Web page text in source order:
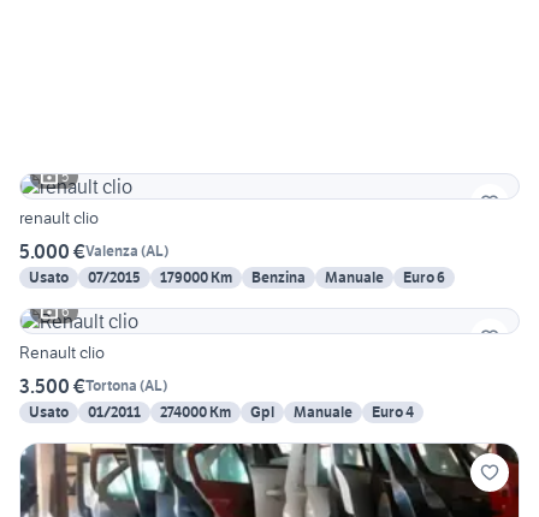
5
renault clio
5.000 €Valenza (AL)
Usato
07/2015 179000 Km Benzina Manuale
Euro 6
6
Renault clio
3.500 €Tortona (AL)
Usato
01/2011 274000 Km Gpl Manuale Euro 4